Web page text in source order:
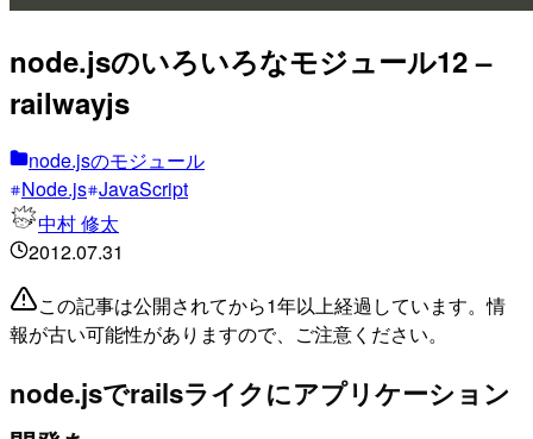
node.jsのいろいろなモジュール12 –
railwayjs
node.jsのモジュール
Node.js JavaScript
中村 修太
2012.07.31
この記事は公開されてから1年以上経過しています。情
報が古い可能性がありますので、ご注意ください。
node.jsでrailsライクにアプリケーション